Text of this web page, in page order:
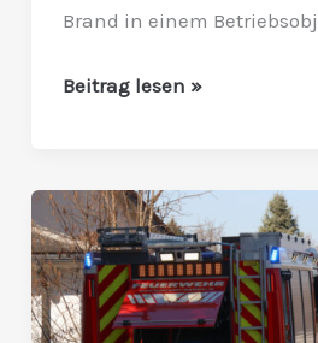
Brand in einem
Beitrag lesen »
Küchenbrand
rasch
gelöscht